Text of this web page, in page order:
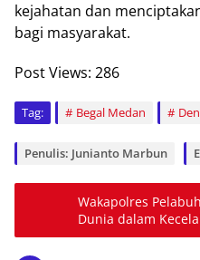
kejahatan dan
bagi masyarakat.
Post Views: 286
Tag: Begal Medan
Penulis: Junianto Marbun
Wakapolres
Dunia dalam